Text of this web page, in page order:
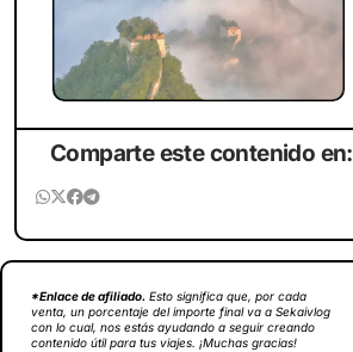
Comparte este contenido en:
*Enlace de afiliado. Esto significa que, por cada
venta, un porcentaje del importe final va a Sekaivlog
con lo cual, nos estás ayudando a seguir creando
contenido útil para tus viajes. ¡Muchas gracias!